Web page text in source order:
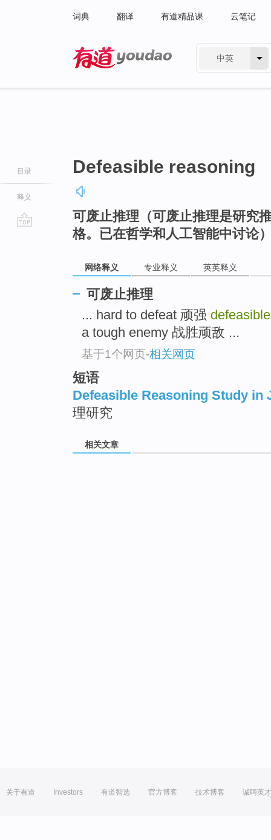
词典 翻译 有道精品课 云笔记
中英
目录
释义
Defeasible reasoning
可废止推理（可废止推理是研究
格。已在哲学和人工智能中讨论
网络释义 专业释义 英英释义
可废止推理
... hard to defeat 顽强
a tough enemy 战胜顽敌 ...
基于1个网页-相关网页
短语
Defeasible Reasoning Study in
理研究
相关文章
关于有道 Investors 有道智选 官方博客 技术博客 诚聘英才